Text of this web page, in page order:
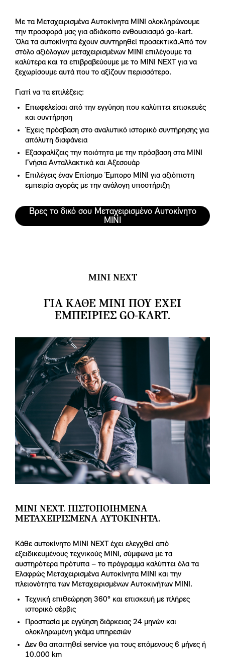
Με τα Μεταχειρισμένα Αυτοκίνητα MINI ολοκληρώνουμε
την προσφορά μας για αδιάκοπο ενθουσιασμό go-kart.
Όλα τα αυτοκίνητα έχουν συντηρηθεί προσεκτικά.Από τον
στόλο αξιόλογων μεταχειρισμένων MINI επιλέγουμε τα
καλύτερα και τα επιβραβεύουμε με το MINI NEXT για να
ξεχωρίσουμε αυτά που το αξίζουν περισσότερο.
Γιατί να τα επιλέξεις:
Επωφελείσαι από την εγγύηση που καλύπτει επισκευές
και συντήρηση
Έχεις πρόσβαση στο αναλυτικό ιστορικό συντήρησης για
απόλυτη διαφάνεια
Εξασφαλίζεις την ποιότητα με την πρόσβαση στα MINI
Γνήσια Ανταλλακτικά και Αξεσουάρ
Επιλέγεις έναν Επίσημο Έμπορο MINI για αξιόπιστη
εμπειρία αγοράς με την ανάλογη υποστήριξη
Βρες το δικό σου Μεταχειρισμένο Αυτοκίνητο
MINI
MINI NEXT
ΓΙΑ ΚΑΘΕ ΜΙΝΙ ΠΟΥ ΕΧΕΙ
ΕΜΠΕΙΡΙΕΣ GO-KART.
MINI NEXT. ΠΙΣΤΟΠΟΙΗΜΈΝΑ
ΜΕΤΑΧΕΙΡΙΣΜΈΝΑ ΑΥΤΟΚΊΝΗΤΑ.
Κάθε αυτοκίνητο MINI NEXT έχει ελεγχθεί από
εξειδικευμένους τεχνικούς MINI, σύμφωνα με τα
αυστηρότερα πρότυπα – το πρόγραμμα καλύπτει όλα τα
Ελαφρώς Μεταχειρισμένα Αυτοκίνητα MINI και την
πλειονότητα των Μεταχειρισμένων Αυτοκινήτων MINI.
Τεχνική επιθεώρηση 360° και επισκευή με πλήρες
ιστορικό σέρβις
Προστασία με εγγύηση διάρκειας 24 μηνών και
ολοκληρωμένη γκάμα υπηρεσιών
Δεν θα απαιτηθεί service για τους επόμενους 6 μήνες ή
10.000 km